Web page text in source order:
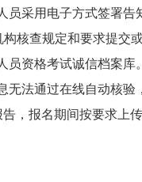
员采用电子方式签署告
核查规定和要求提交
员资格考试诚信档案库
无法通过在线自动核验
，报名期间按要求上